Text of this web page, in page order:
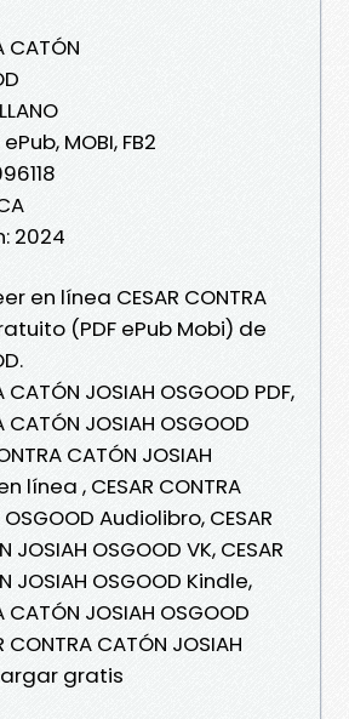
CATÓN
MOBI, FB2
2024
en línea CESAR CONTRA
(PDF ePub Mobi) de
CATÓN JOSIAH OSGOOD PDF,
CATÓN JOSIAH OSGOOD
CATÓN JOSIAH
línea , CESAR CONTRA
Audiolibro, CESAR
JOSIAH OSGOOD VK, CESAR
JOSIAH OSGOOD Kindle,
CATÓN JOSIAH OSGOOD
CONTRA CATÓN JOSIAH
gratis